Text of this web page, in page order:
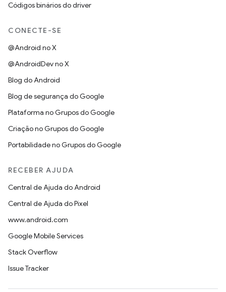
Códigos binários do driver
CONECTE-SE
@Android no X
@AndroidDev no X
Blog do Android
Blog de segurança do Google
Plataforma no Grupos do Google
Criação no Grupos do Google
Portabilidade no Grupos do Google
RECEBER AJUDA
Central de Ajuda do Android
Central de Ajuda do Pixel
www.android.com
Google Mobile Services
Stack Overflow
Issue Tracker